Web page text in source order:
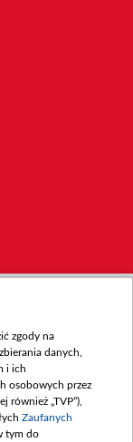
zgody na
danych,
i ich
osobowych przez
również „TVP”),
Zaufanych
tym do